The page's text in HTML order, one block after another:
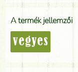
A termék jellemzői
vegyes